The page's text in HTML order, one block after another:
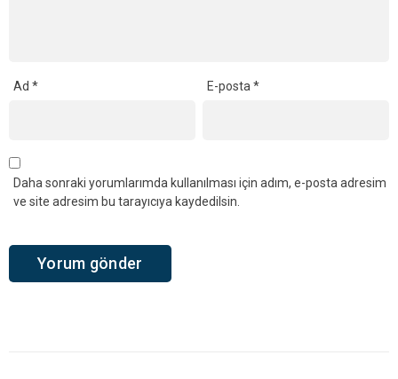
Ad * E-posta*
Daha sonraki yorumlarımda kullanılması için adım, e-posta adresim
ve site adresim bu tarayıcıya kaydedilsin.